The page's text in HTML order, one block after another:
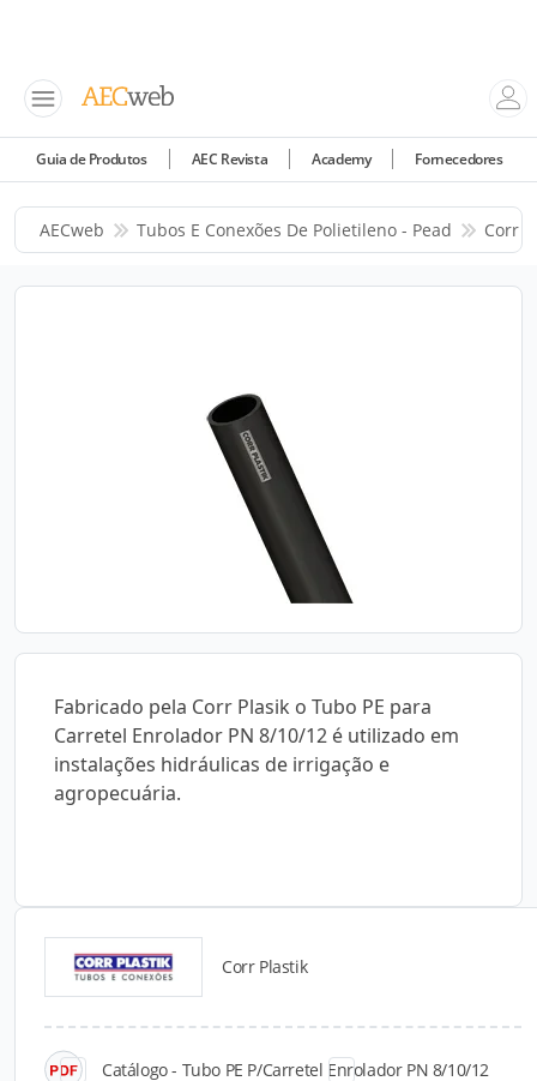
Guia de Produtos AEC Revista Academy Fornecedores
AECweb Tubos E Conexões De Polietileno - Pead Corr
Fabricado pela Corr Plasik o Tubo PE para
Carretel Enrolador PN 8/10/12 é utilizado em
instalações hidráulicas de irrigação e
agropecuária.
Corr Plastik
Catálogo - Tubo PE P/Carretel Enrolador PN 8/10/12
Catálogos para Download